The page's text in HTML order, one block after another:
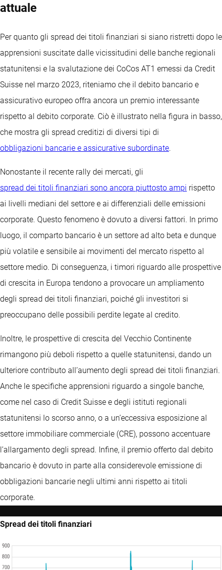
attuale
Per quanto gli spread dei titoli finanziari si siano ristretti dopo le
apprensioni suscitate dalle vicissitudini delle banche regionali
statunitensi e la svalutazione dei CoCos AT1 emessi da Credit
Suisse nel marzo 2023, riteniamo che il debito bancario e
assicurativo europeo offra ancora un premio interessante
rispetto al debito corporate. Ciò è illustrato nella figura in basso,
che mostra gli spread creditizi di diversi tipi di
obbligazioni bancarie e assicurative subordinate.
Nonostante il recente rally dei mercati, gli
spread dei titoli finanziari sono ancora piuttosto ampi rispetto
ai livelli mediani del settore e ai differenziali delle emissioni
corporate. Questo fenomeno è dovuto a diversi fattori. In primo
luogo, il comparto bancario è un settore ad alto beta e dunque
più volatile e sensibile ai movimenti del mercato rispetto al
settore medio. Di conseguenza, i timori riguardo alle prospettive
di crescita in Europa tendono a provocare un ampliamento
degli spread dei titoli finanziari, poiché gli investitori si
preoccupano delle possibili perdite legate al credito.
Inoltre, le prospettive di crescita del Vecchio Continente
rimangono più deboli rispetto a quelle statunitensi, dando un
ulteriore contributo all’aumento degli spread dei titoli finanziari.
Anche le specifiche apprensioni riguardo a singole banche,
come nel caso di Credit Suisse e degli istituti regionali
statunitensi lo scorso anno, o a un’eccessiva esposizione al
settore immobiliare commerciale (CRE), possono accentuare
l’allargamento degli spread. Infine, il premio offerto dal debito
bancario è dovuto in parte alla considerevole emissione di
obbligazioni bancarie negli ultimi anni rispetto ai titoli
corporate.
Spread dei titoli finanziari